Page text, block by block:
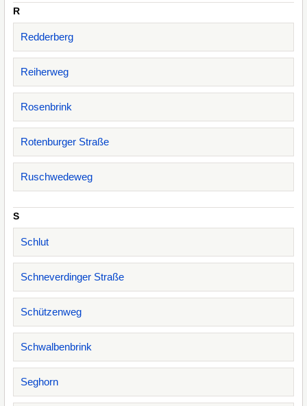
R
Redderberg
Reiherweg
Rosenbrink
Rotenburger Straße
Ruschwedeweg
S
Schlut
Schneverdinger Straße
Schützenweg
Schwalbenbrink
Seghorn